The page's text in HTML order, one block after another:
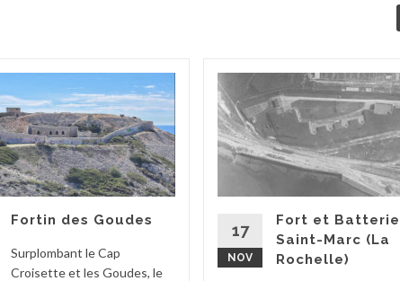
Fortin des Goudes
Surplombant le Cap
Croisette et les Goudes, le
17
NOV
Fort et
Saint-Marc (La
Rochelle)